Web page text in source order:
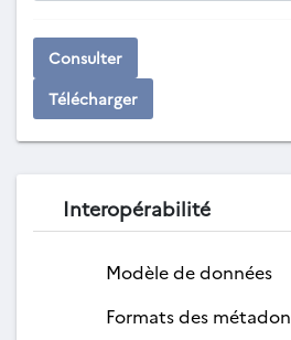
Consulter
Télécharger
Interopérabilité
Modèle de données
Formats des